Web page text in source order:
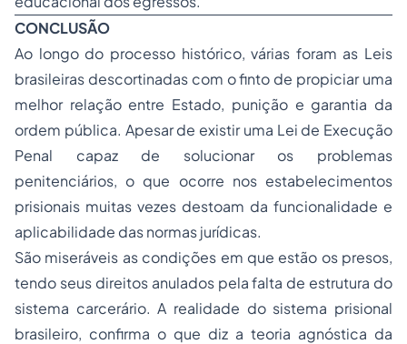
CONCLUSÃO
Ao longo do processo histórico, várias foram as Leis
brasileiras descortinadas com o finto de propiciar uma
melhor relação entre Estado, punição e garantia da
ordem pública. Apesar de existir uma Lei de Execução
Penal capaz de solucionar os problemas
penitenciários, o que ocorre nos estabelecimentos
prisionais muitas vezes destoam da funcionalidade e
aplicabilidade das normas jurídicas.
São miseráveis as condições em que estão os presos,
tendo seus direitos anulados pela falta de estrutura do
sistema carcerário. A realidade do sistema prisional
brasileiro, confirma o que diz a teoria agnóstica da